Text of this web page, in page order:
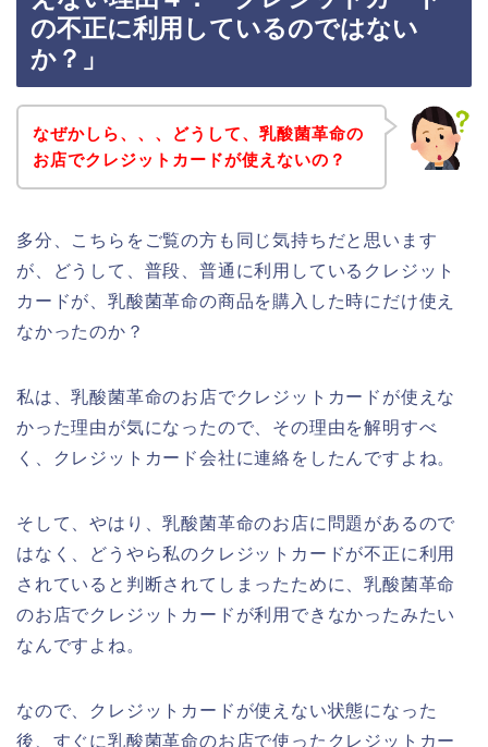
の不正に利用しているのではない
か？」
なぜかしら、、、どうして、乳酸菌革命の
お店でクレジットカードが使えないの？
多分、こちらをご覧の方も同じ気持ちだと思います
が、どうして、普段、普通に利用しているクレジット
カードが、乳酸菌革命の商品を購入した時にだけ使え
なかったのか？
私は、乳酸菌革命のお店でクレジットカードが使えな
かった理由が気になったので、その理由を解明すべ
く、クレジットカード会社に連絡をしたんですよね。
そして、やはり、乳酸菌革命のお店に問題があるので
はなく、どうやら私のクレジットカードが不正に利用
されていると判断されてしまったために、乳酸菌革命
のお店でクレジットカードが利用できなかったみたい
なんですよね。
なので、クレジットカードが使えない状態になった
後、すぐに乳酸菌革命のお店で使ったクレジットカー